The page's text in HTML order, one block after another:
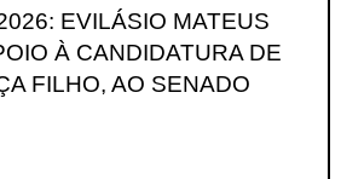
EVILÁSIO MATEUS
À CANDIDATURA DE
FILHO, AO SENADO